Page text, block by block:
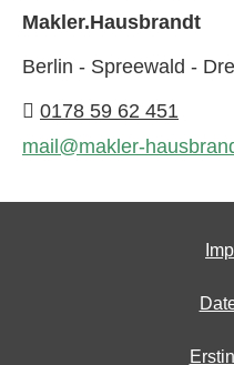
Makler.Hausbrandt
Berlin - Spreewald -
0178 59 62 451
mail@makler-